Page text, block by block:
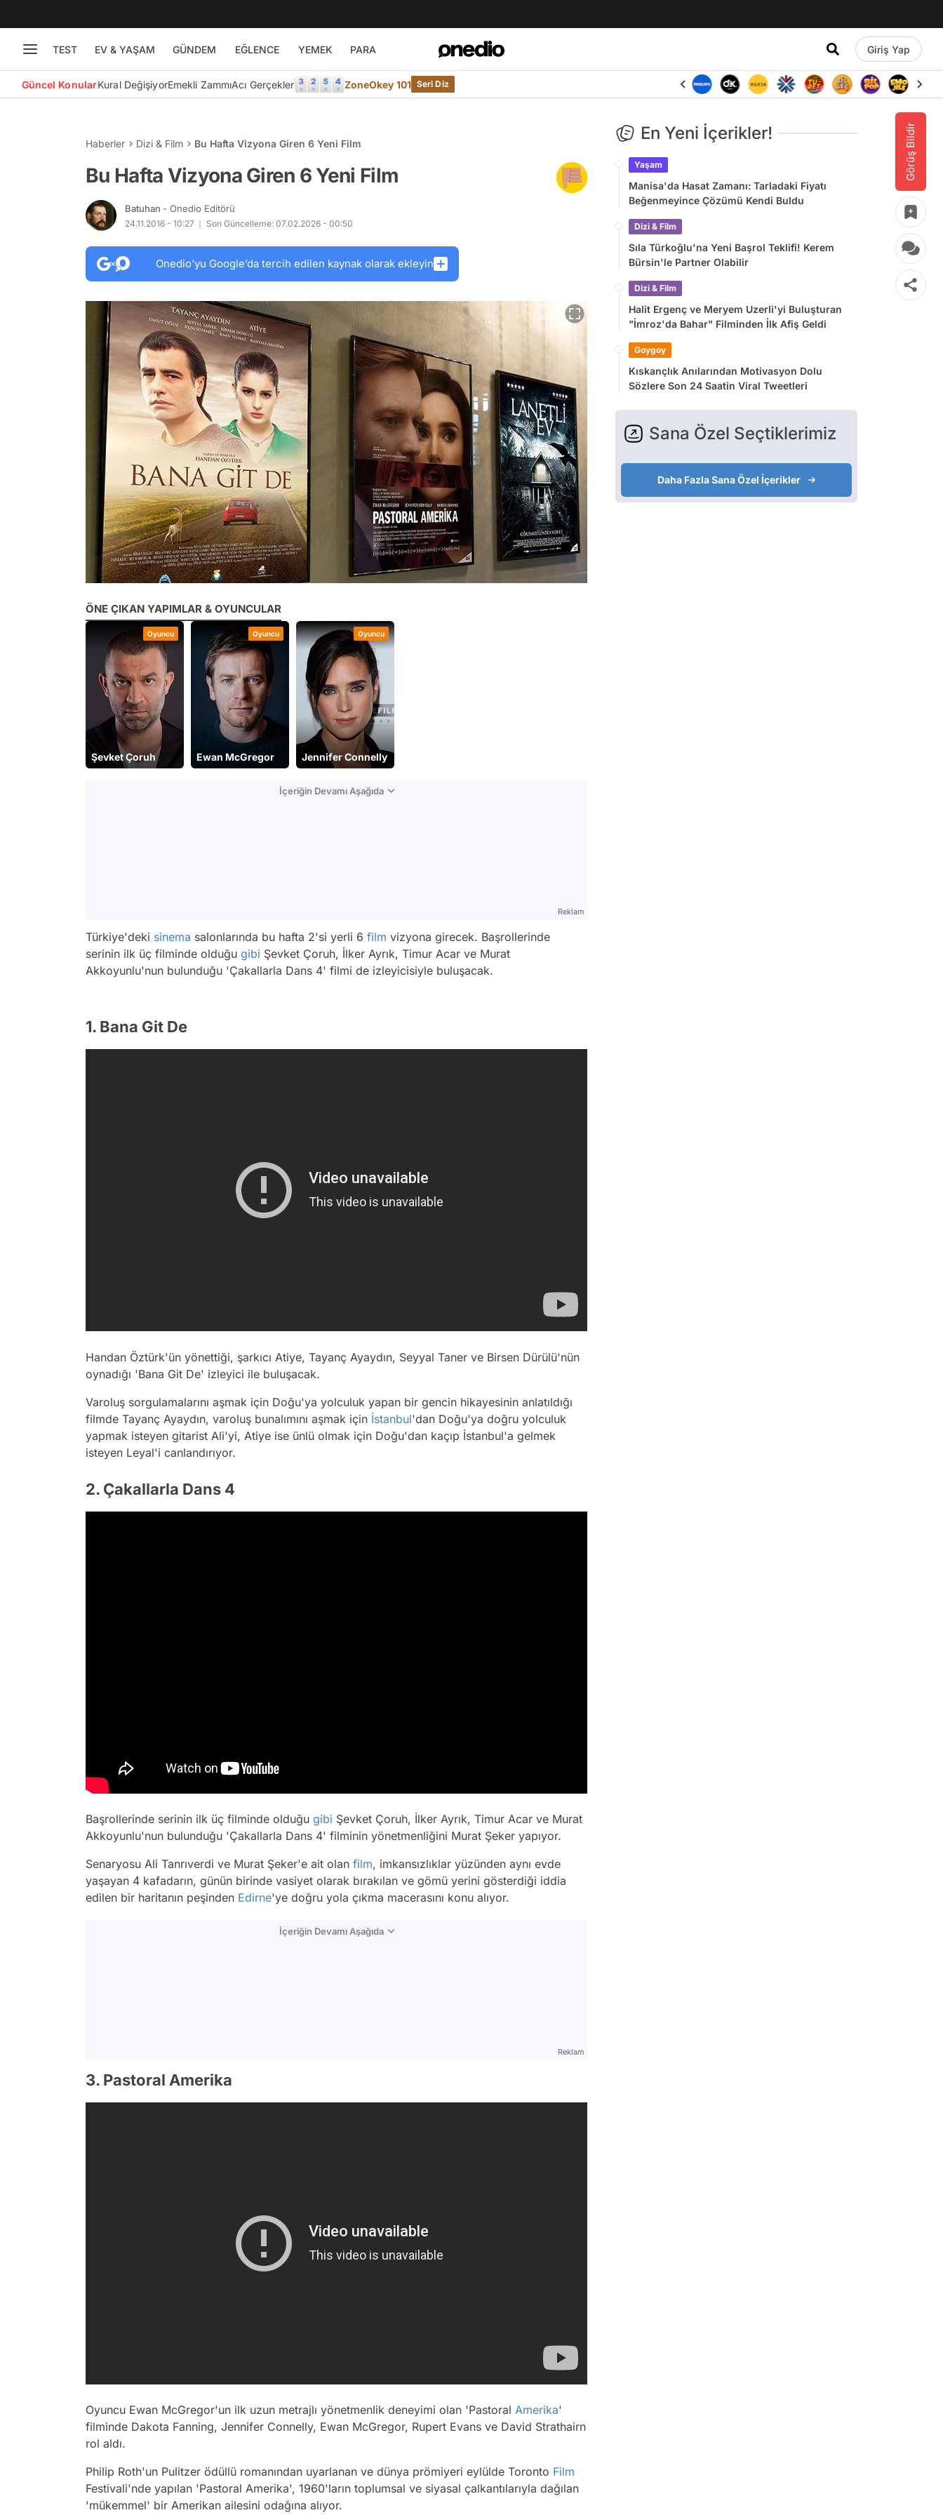
TEST EV & YAŞAM GÜNDEM EĞLENCE YEMEK PARA Giriş Yap
Güncel KonularKural DeğişiyorEmekli ZammıAcı Gerçekler ZoneOkey 101 Seri Diz
Görüş Bildir
Haberler Dizi & Film Bu Hafta Vizyona Giren 6 Yeni Film
Bu Hafta Vizyona Giren 6 Yeni Film
Batuhan - Onedio Editörü
24.11.2016 - 10:27 Son Güncelleme: 07.02.2026 - 00:50
Onedio’yu Google’da tercih edilen kaynak olarak ekleyin
ÖNE ÇIKAN YAPIMLAR & OYUNCULAR
Oyuncu
Şevket Çoruh
Oyuncu
Ewan McGregor
Oyuncu
Jennifer Connelly
İçeriğin Devamı Aşağıda
Reklam
Türkiye'deki sinema salonlarında bu hafta 2'si yerli 6 film vizyona girecek. Başrollerinde
serinin ilk üç filminde olduğu gibi Şevket Çoruh, İlker Ayrık, Timur Acar ve Murat
Akkoyunlu'nun bulunduğu 'Çakallarla Dans 4' filmi de izleyicisiyle buluşacak.
1. Bana Git De
Handan Öztürk'ün yönettiği, şarkıcı Atiye, Tayanç Ayaydın, Seyyal Taner ve Birsen Dürülü'nün
oynadığı 'Bana Git De' izleyici ile buluşacak.
Varoluş sorgulamalarını aşmak için Doğu'ya yolculuk yapan bir gencin hikayesinin anlatıldığı
filmde Tayanç Ayaydın, varoluş bunalımını aşmak için İstanbul'dan Doğu'ya doğru yolculuk
yapmak isteyen gitarist Ali'yi, Atiye ise ünlü olmak için Doğu'dan kaçıp İstanbul'a gelmek
isteyen Leyal'i canlandırıyor.
2. Çakallarla Dans 4
Başrollerinde serinin ilk üç filminde olduğu gibi Şevket Çoruh, İlker Ayrık, Timur Acar ve Murat
Akkoyunlu'nun bulunduğu 'Çakallarla Dans 4' filminin yönetmenliğini Murat Şeker yapıyor.
Senaryosu Ali Tanrıverdi ve Murat Şeker'e ait olan film, imkansızlıklar yüzünden aynı evde
yaşayan 4 kafadarın, günün birinde vasiyet olarak bırakılan ve gömü yerini gösterdiği iddia
edilen bir haritanın peşinden Edirne'ye doğru yola çıkma macerasını konu alıyor.
İçeriğin Devamı Aşağıda
Reklam
3. Pastoral Amerika
Oyuncu Ewan McGregor'un ilk uzun metrajlı yönetmenlik deneyimi olan 'Pastoral Amerika'
filminde Dakota Fanning, Jennifer Connelly, Ewan McGregor, Rupert Evans ve David Strathairn
rol aldı.
Philip Roth'un Pulitzer ödüllü romanından uyarlanan ve dünya prömiyeri eylülde Toronto Film
Festivali'nde yapılan 'Pastoral Amerika', 1960'ların toplumsal ve siyasal çalkantılarıyla dağılan
'mükemmel' bir Amerikan ailesini odağına alıyor.
En Yeni İçerikler!
Yaşam
Manisa'da Hasat Zamanı: Tarladaki Fiyatı
Beğenmeyince Çözümü Kendi Buldu
Dizi & Film
Sıla Türkoğlu'na Yeni Başrol Teklifi! Kerem
Bürsin'le Partner Olabilir
Dizi & Film
Halit Ergenç ve Meryem Uzerli'yi Buluşturan
"İmroz'da Bahar" Filminden İlk Afiş Geldi
Goygoy
Kıskançlık Anılarından Motivasyon Dolu
Sözlere Son 24 Saatin Viral Tweetleri
Sana Özel Seçtiklerimiz
Daha Fazla Sana Özel İçerikler